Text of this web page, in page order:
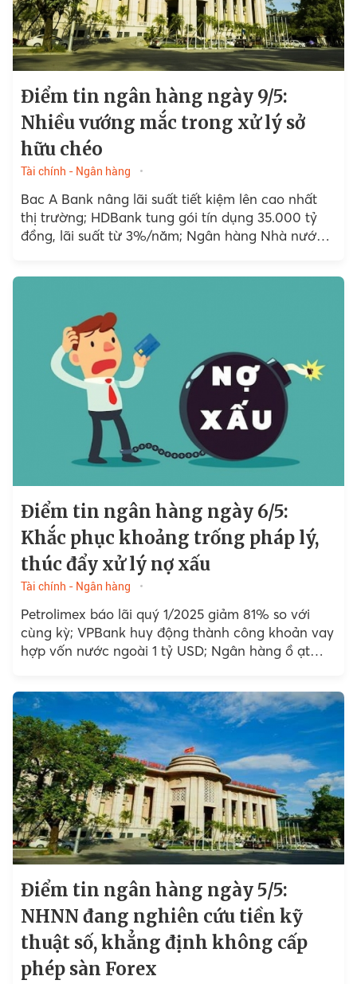
Điểm tin ngân hàng ngày 9/5:
Nhiều vướng mắc trong xử lý sở
hữu chéo
Tài chính - Ngân hàng
Bac A Bank nâng lãi suất tiết kiệm lên cao nhất
thị trường; HDBank tung gói tín dụng 35.000 tỷ
đồng, lãi suất từ 3%/năm; Ngân hàng Nhà nước
Điểm tin ngân hàng ngày 6/5:
Khắc phục khoảng trống pháp lý,
thúc đẩy xử lý nợ xấu
Tài chính - Ngân hàng
Petrolimex báo lãi quý 1/2025 giảm 81% so với
cùng kỳ; VPBank huy động thành công khoản vay
hợp vốn nước ngoài 1 tỷ USD; Ngân hàng ồ ạt
Điểm tin ngân hàng ngày 5/5:
NHNN đang nghiên cứu tiền kỹ
thuật số, khẳng định không cấp
phép sàn Forex